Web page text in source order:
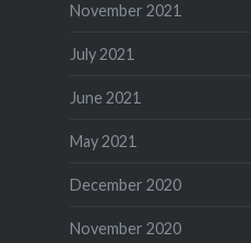
November 2021
July 2021
June 2021
May 2021
December 2020
November 2020